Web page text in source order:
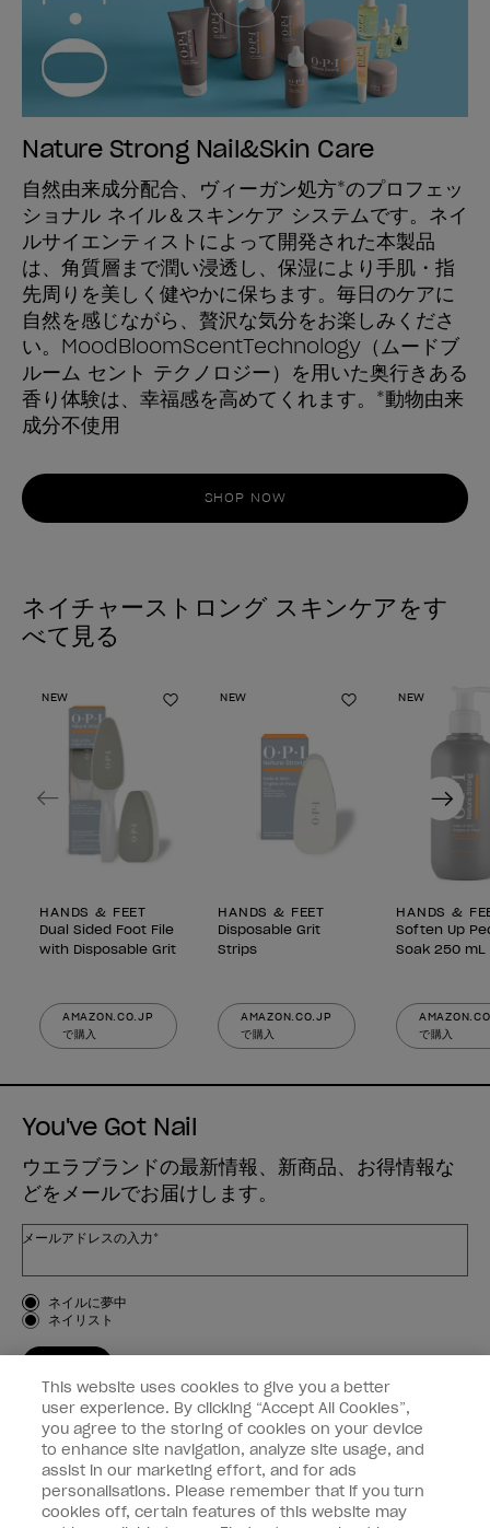
Nature Strong Nail&Skin Care
自然由来成分配合、ヴィーガン処方*のプロフェッ
ショナル ネイル＆スキンケア システムです。ネイ
ルサイエンティストによって開発された本製品
は、角質層まで潤い浸透し、保湿により手肌・指
先周りを美しく健やかに保ちます。毎日のケアに
自然を感じながら、贅沢な気分をお楽しみくださ
い。MoodBloomScentTechnology（ムードブ
ルーム セント テクノロジー）を用いた奥行きある
香り体験は、幸福感を高めてくれます。*動物由来
成分不使用
SHOP NOW
ネイチャーストロング スキンケアをす
べて見る
NEW
ほしいものリストに追加
HANDS & FEET
Dual Sided Foot File
with Disposable Grit
AMAZON.CO.JP
で購入
NEW
ほしいものリス
HANDS & FEET
Disposable Grit
Strips
AMAZON.CO.JP
で購入
NEW
HANDS &
Soften Up
Soak 250 mL
で購入
Previous Next
You've Got Nail
ウエラブランドの最新情報、新商品、お得情報な
どをメールでお届けします。
メールアドレスの入力*
お客様のタイプ
ネイルに夢中
ネイリスト
OPI
個人情報の取り扱い
This website uses cookies to give you a better
user experience. By clicking “Accept All Cookies”,
you agree to the storing of cookies on your device
to enhance site navigation, analyze site usage, and
assist in our marketing effort, and for ads
personalisations. Please remember that if you turn
cookies off, certain features of this website may